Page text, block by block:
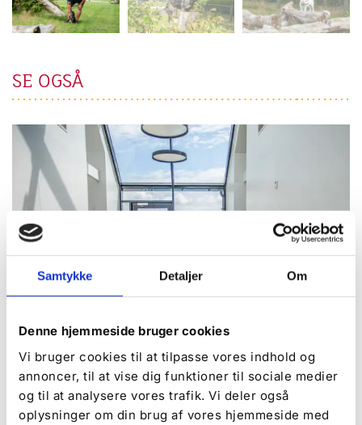
Samtykke Detaljer Om
Denne hjemmeside bruger cookies
Vi bruger cookies til at tilpasse vores indhold og
annoncer, til at vise dig funktioner til sociale medier
og til at analysere vores trafik. Vi deler også
oplysninger om din brug af vores hjemmeside med
SE OGSÅ
Faciliteter på campingpladsen